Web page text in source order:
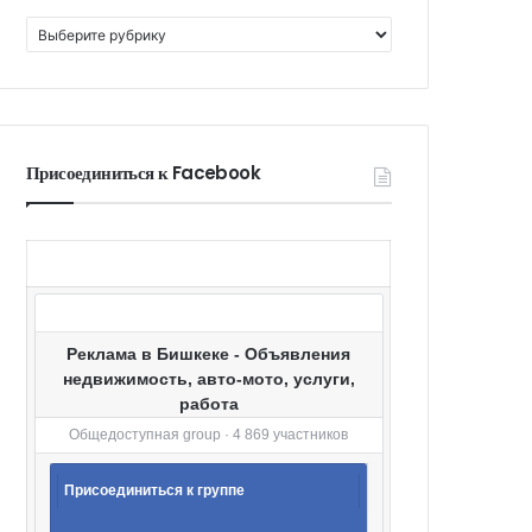
а
г
р
и
Присоединиться к Facebook
Реклама в Бишкеке - Объявления
недвижимость, авто-мото, услуги,
работа
Общедоступная group · 4 869 участников
Присоединиться к группе